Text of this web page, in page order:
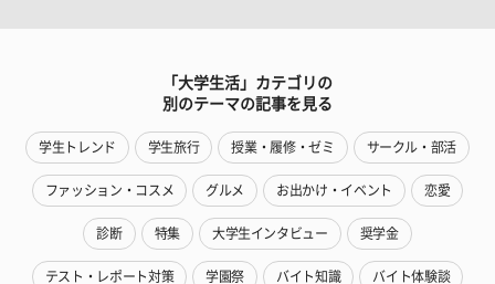
「大学生活」カテゴリの
別のテーマの記事を見る
学生トレンド 学生旅行 授業・履修・ゼミ サークル・部活
ファッション・コスメ グルメ お出かけ・イベント 恋愛
診断 特集 大学生インタビュー 奨学金
テスト・レポート対策 学園祭 バイト知識 バイト体験談